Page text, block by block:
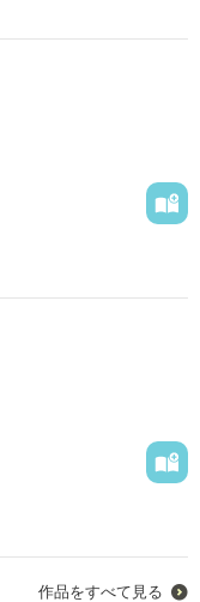
作品をすべて見る